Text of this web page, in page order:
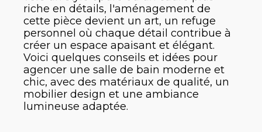
riche en détails, l'aménagement de
cette pièce devient un art, un refuge
personnel où chaque détail contribue à
créer un espace apaisant et élégant.
Voici quelques conseils et idées pour
agencer une salle de bain moderne et
chic, avec des matériaux de qualité, un
mobilier design et une ambiance
lumineuse adaptée.